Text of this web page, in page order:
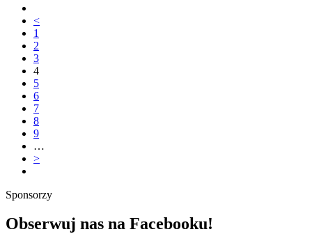
<
1
2
3
4
5
6
7
8
9
…
>
Sponsorzy
Obserwuj nas na Facebooku!